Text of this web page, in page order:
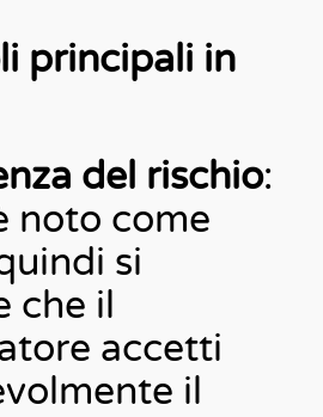
principali in
del rischio:
noto come
si
che il
accetti
il